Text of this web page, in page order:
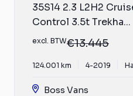
35S14 2.3 L2H2
Control 3.5t Trekha...
excl. BTW€13.445
124.001 km 4-2019
Boss Vans